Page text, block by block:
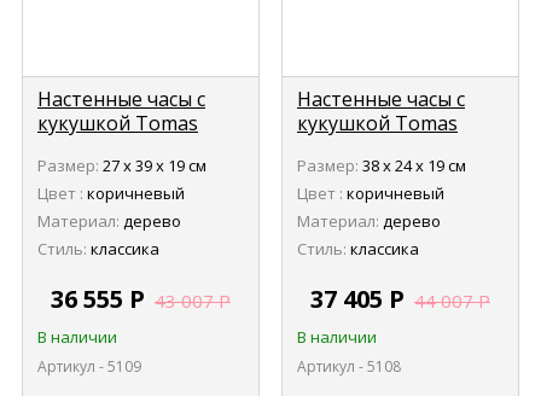
Настенные часы с
кукушкой Tomas
Размер: 27 х 39 х 19 см
Цвет : коричневый
Материал: дерево
Стиль: классика
36 555 Р 43 007Р
В наличии
Артикул - 5109
Настенные часы с
кукушкой Tomas
Размер: 38 х 24 х 19 см
Цвет : коричневый
Материал: дерево
Стиль: классика
37 405 Р 44 007Р
В наличии
Артикул - 5108